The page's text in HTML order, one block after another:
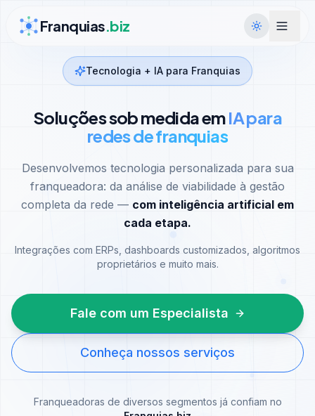
Franquias.biz
Tecnologia + IA para Franquias
Soluções sob medida emIA para
redes de franquias
Desenvolvemos tecnologia personalizada para sua
franqueadora: da análise de viabilidade à gestão
completa da rede — com inteligência artificial em
cada etapa.
Integrações com ERPs, dashboards customizados, algoritmos
proprietários e muito mais.
Fale com um Especialista
Conheça nossos serviços
Franqueadoras de diversos segmentos já confiam no